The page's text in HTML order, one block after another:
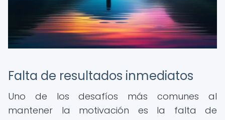
Falta de resultados inmediatos
Uno de los desafíos más comunes al
mantener la motivación es la falta de